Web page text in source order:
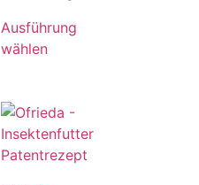
Ausführung
wählen